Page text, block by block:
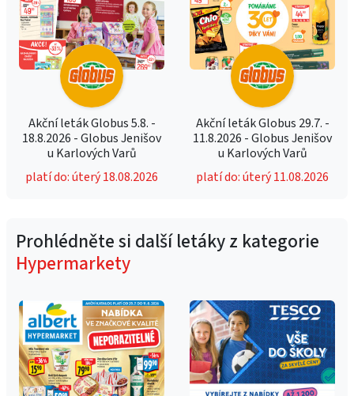
Akční leták Globus 5.8. -
18.8.2026 - Globus Jenišov
u Karlových Varů
platí do: úterý 18.08.2026
Akční leták Globus 29.7. -
11.8.2026 - Globus Jenišov
u Karlových Varů
platí do: úterý 11.08.2026
Prohlédněte si další letáky z kategorie
Hypermarkety